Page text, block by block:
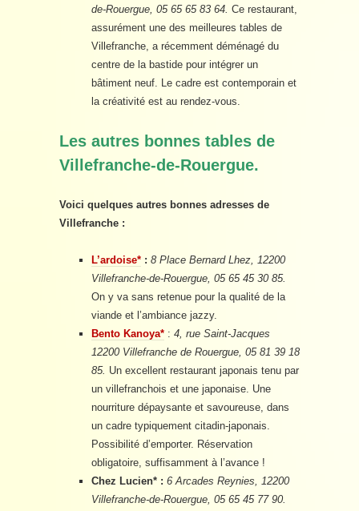
de-Rouergue, 05 65 65 83 64. Ce restaurant,
assurément une des meilleures tables de
Villefranche, a récemment déménagé du
centre de la bastide pour intégrer un
bâtiment neuf. Le cadre est contemporain et
la créativité est au rendez-vous.
Les autres bonnes tables de
Villefranche-de-Rouergue.
Voici quelques autres bonnes adresses de
Villefranche :
L’ardoise* : 8 Place Bernard Lhez, 12200
Villefranche-de-Rouergue, 05 65 45 30 85.
On y va sans retenue pour la qualité de la
viande et l’ambiance jazzy.
Bento Kanoya* : 4, rue Saint-Jacques
12200 Villefranche de Rouergue, 05 81 39 18
85. Un excellent restaurant japonais tenu par
un villefranchois et une japonaise. Une
nourriture dépaysante et savoureuse, dans
un cadre typiquement citadin-japonais.
Possibilité d’emporter. Réservation
obligatoire, suffisamment à l’avance !
Chez Lucien* : 6 Arcades Reynies, 12200
Villefranche-de-Rouergue, 05 65 45 77 90.